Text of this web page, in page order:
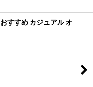
すすめ カジュアル オ